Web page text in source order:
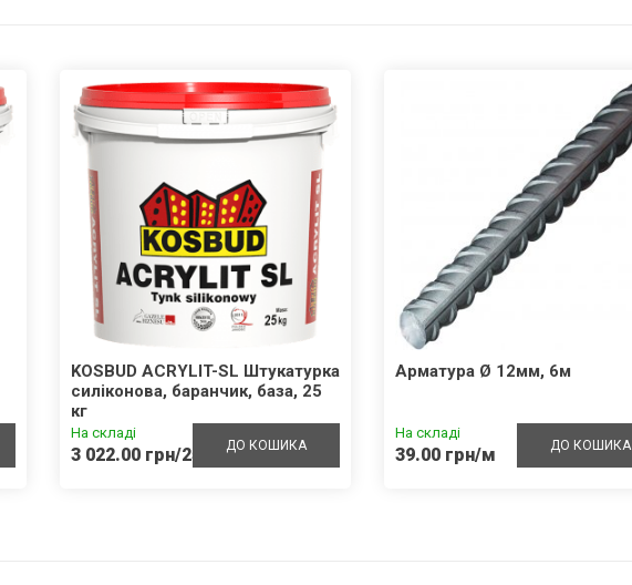
KOSBUD ACRYLIT-SL Штукатурка
силіконова, баранчик, база, 25
кг
На складі
3 022.00 грн/25кг ДО КОШИКА
Арматура Ø 12мм, 6м
На складі
39.00 грн/м ДО КОШИКА